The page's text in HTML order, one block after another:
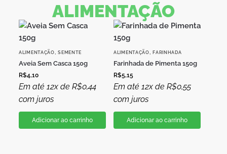
ALIMENTAÇÃO
ALIMENTAÇÃO,SEMENTE
Aveia Sem Casca 150g
R$4,10
Em até 12x de R$0,44
com juros
Adicionar ao carrinho
ALIMENTAÇÃO,FARINHADA
Farinhada de Pimenta 150g
R$5,15
Em até 12x de R$0,55
com juros
Adicionar ao carrinho